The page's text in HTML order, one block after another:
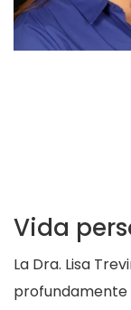
Vida
La Dra. Lisa
profundamente